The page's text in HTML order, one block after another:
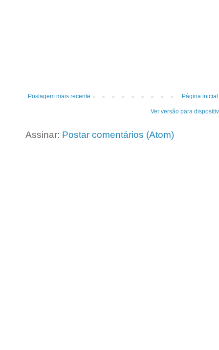
Postagem mais recente Página inicial
Ver versão para
Assinar: Postar comentários (Atom)